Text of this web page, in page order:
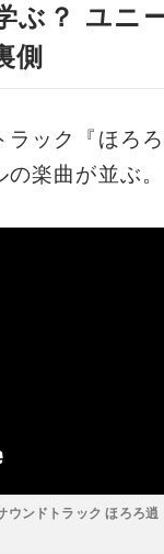
ぶ？ ユニ
側
ラック『ほろろ
楽曲が並ぶ。
ウンドトラック ほろろ逍